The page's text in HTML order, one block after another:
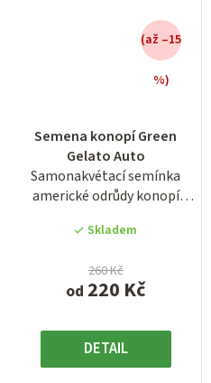
Semena konopí Green
Gelato Auto
Samonakvétací semínka
americké odrůdy konopí
Autoflowering...
hodnocení
produktu
je
4,2
z
hvězdiček.
Skladem
od 220 Kč
260 Kč
(až –15
%)
DETAIL